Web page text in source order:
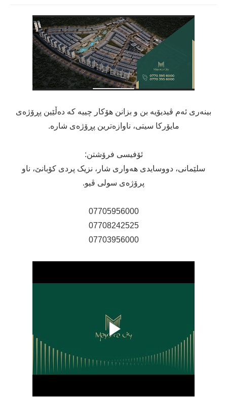
بینەری ئەم ڤیدیۆیە بن و بزانن هۆکار چییە کە دەڵێین پڕۆژەی
مایۆرکا سیتی، ناوازەترین پڕۆژەی شارە.
ئۆفیسی فرۆشتن:
سلێمانی، دووسایدی هەواری شار، نزیک پردی کۆبانێ، ناو
پرۆژەی سولی ڤیو.
07705956000
07708242525
07703956000